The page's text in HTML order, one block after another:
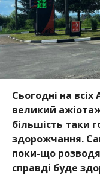
Сьогодні на
великий
більшість таки
здорожчання.
поки-що
справді буде